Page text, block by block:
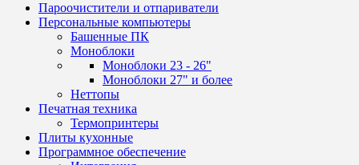
Пароочистители и отпариватели
Персональные компьютеры
Башенные ПК
Моноблоки
Моноблоки 23 - 26"
Моноблоки 27" и более
Неттопы
Печатная техника
Термопринтеры
Плиты кухонные
Программное обеспечение